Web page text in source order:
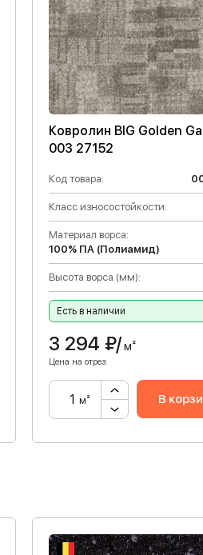
Ковролин BIG Golden
003 27152
Код товара:
Класс износостойкости:
Материал ворса:
100% ПА (Полиамид)
Высота ворса (мм):
Есть в наличии
3 294 ₽/м²
Цена на отрез:
м² В